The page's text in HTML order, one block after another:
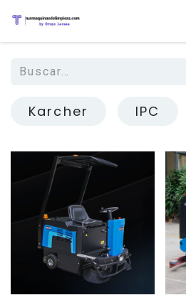
Karcher IPC